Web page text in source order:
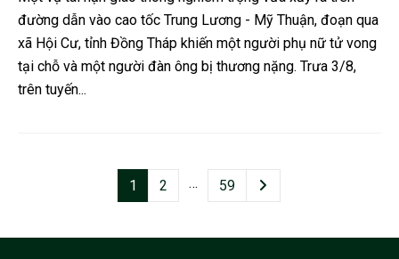
đường dẫn vào cao tốc Trung Lương - Mỹ Thuận, đoạn qua
xã Hội Cư, tỉnh Đồng Tháp khiến một người phụ nữ tử vong
tại chỗ và một người đàn ông bị thương nặng. Trưa 3/8,
trên tuyến...
1 2 … 59